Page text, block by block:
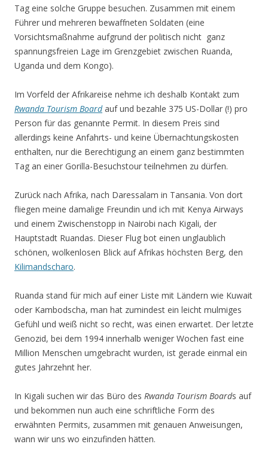
Tag eine solche Gruppe besuchen. Zusammen mit einem
Führer und mehreren bewaffneten Soldaten (eine
Vorsichtsmaßnahme aufgrund der politisch nicht ganz
spannungsfreien Lage im Grenzgebiet zwischen Ruanda,
Uganda und dem Kongo).
Im Vorfeld der Afrikareise nehme ich deshalb Kontakt zum
Rwanda Tourism Boardauf und bezahle 375 US-Dollar (!) pro
Person für das genannte Permit. In diesem Preis sind
allerdings keine Anfahrts- und keine Übernachtungskosten
enthalten, nur die Berechtigung an einem ganz bestimmten
Tag an einer Gorilla-Besuchstour teilnehmen zu dürfen.
Zurück nach Afrika, nach Daressalam in Tansania. Von dort
fliegen meine damalige Freundin und ich mit Kenya Airways
und einem Zwischenstopp in Nairobi nach Kigali, der
Hauptstadt Ruandas. Dieser Flug bot einen unglaublich
schönen, wolkenlosen Blick auf Afrikas höchsten Berg, den
Kilimandscharo.
Ruanda stand für mich auf einer Liste mit Ländern wie Kuwait
oder Kambodscha, man hat zumindest ein leicht mulmiges
Gefühl und weiß nicht so recht, was einen erwartet. Der letzte
Genozid, bei dem 1994 innerhalb weniger Wochen fast eine
Million Menschen umgebracht wurden, ist gerade einmal ein
gutes Jahrzehnt her.
In Kigali suchen wir das Büro des Rwanda Tourism Boards auf
und bekommen nun auch eine schriftliche Form des
erwähnten Permits, zusammen mit genauen Anweisungen,
wann wir uns wo einzufinden hätten.